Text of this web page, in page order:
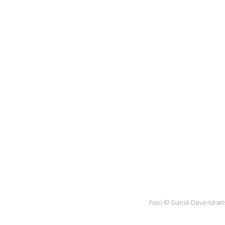
Foto © Dansk Døve-